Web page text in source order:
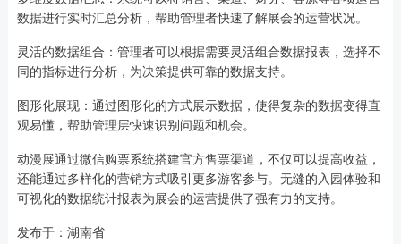
数据进行实时汇总分析，帮助管理者快速了解展会的运营状况。
灵活的数据组合：管理者可以根据需要灵活组合数据报表，选择不
同的指标进行分析，为决策提供可靠的数据支持。
图形化展现：通过图形化的方式展示数据，使得复杂的数据变得直
观易懂，帮助管理层快速识别问题和机会。
动漫展通过微信购票系统搭建官方售票渠道，不仅可以提高收益，
还能通过多样化的营销方式吸引更多游客参与。无缝的入园体验和
可视化的数据统计报表为展会的运营提供了强有力的支持。
发布于：湖南省